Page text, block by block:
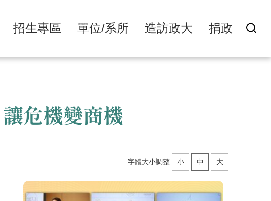
招生專區 單位/系所 造訪政大 捐政
危機變商機
字體大小調整 小 中 大